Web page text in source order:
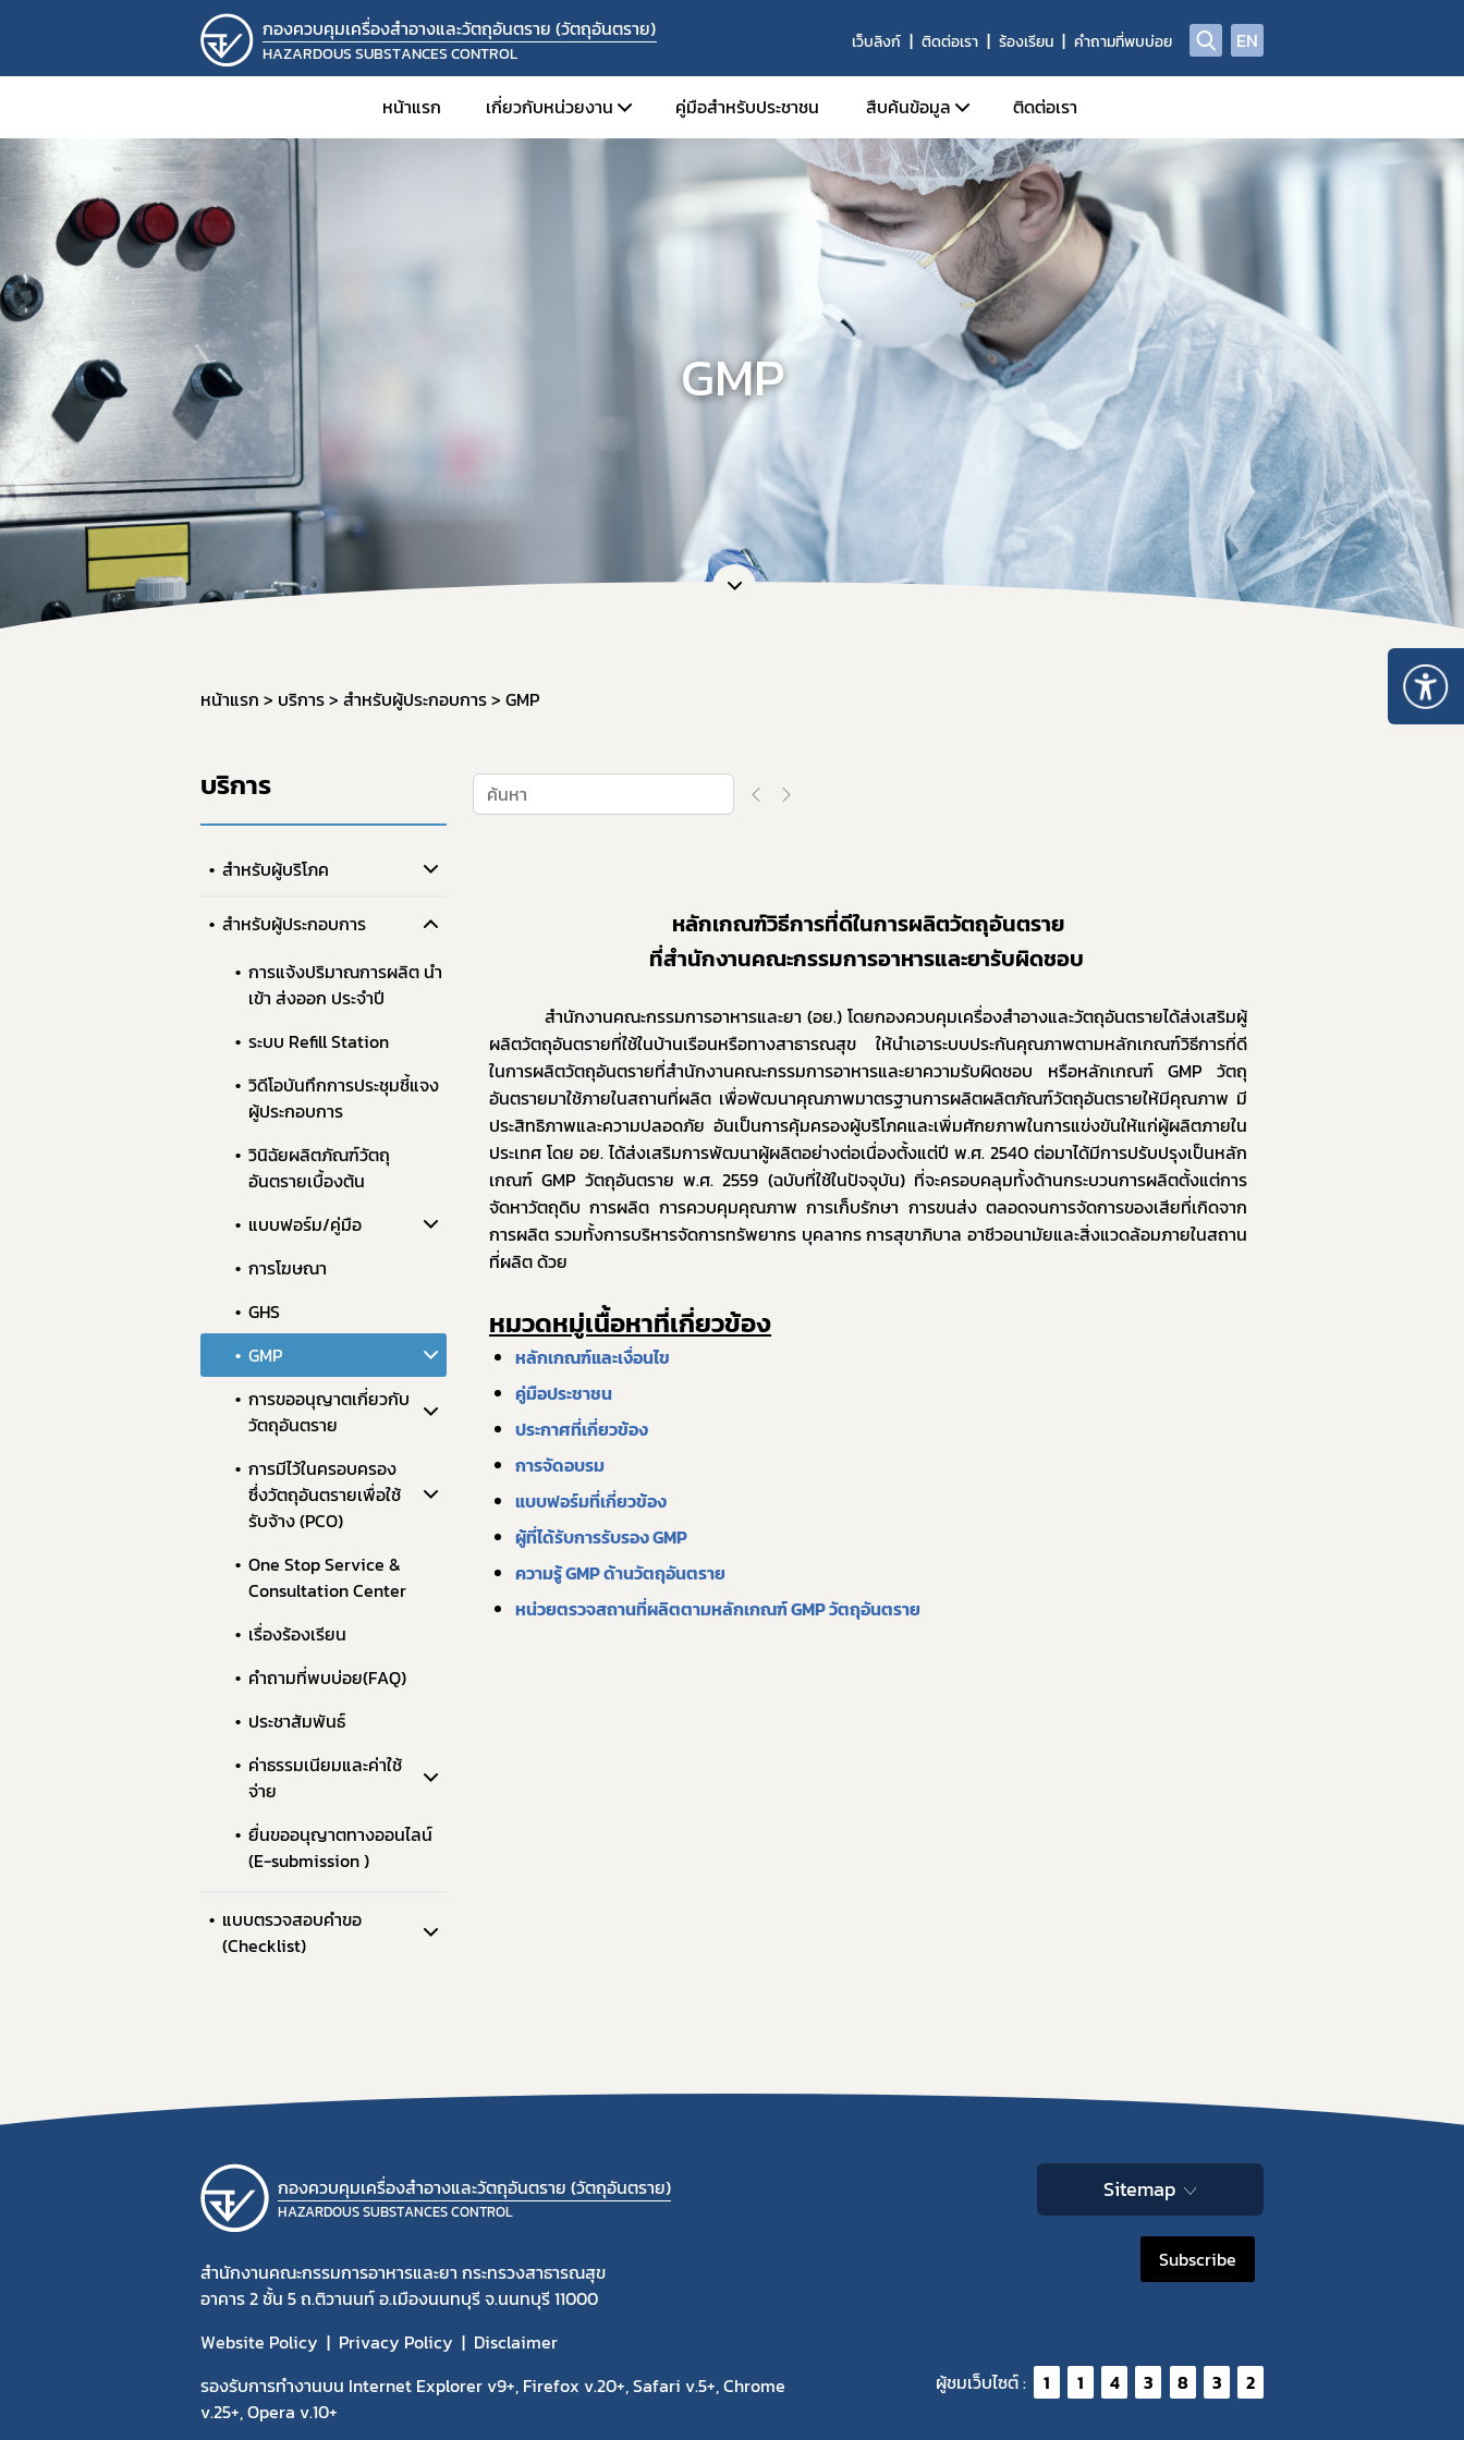
กองควบคุมเครื่องสำอางและวัตถุอันตราย (วัตถุอันตราย)
HAZARDOUS SUBSTANCES CONTROL
เว็บลิงก์ ติดต่อเรา ร้องเรียน คำถามที่พบบ่อย EN
หน้าแรก เกี่ยวกับหน่วยงาน
โครงสร้างหน่วยงาน
คู่มือสำหรับประชาชน สืบค้นข้อมูล
สืบค้นข้อมูลผลิตภัณฑ์วัตถุอันตราย
ระบบค้นหาข้อมูลการแจ้งข้อเท็จจริงวัตถุอันตรายชนิดที่ 1
ระบบค้นหาข้อมูลทะเบียนวัตถุอันตราย
ค้นหาผู้ได้รับการรับรอง GMP
ค้นหาสถานที่ผลิต นำเข้า ส่งออก ครอบครอง (ผู้ให้บริการรับจ้างกำจัดแมลง/ทำคว
ค้นหารายชื่อผู้ควบคุมการใช้วัตถุอันตรายเพื่อใช้รับจ้างกำจัดแมลง
ติดต่อเรา
GMP
หน้าแรก บริการ สำหรับผู้ประกอบการ GMP
บริการ
สำหรับผู้บริโภค
สำหรับผู้ประกอบการ
การแจ้งปริมาณการผลิต นำ
เข้า ส่งออก ประจำปี
ระบบ Refill Station
วิดีโอบันทึกการประชุมชี้แจง
ผู้ประกอบการ
วินิฉัยผลิตภัณฑ์วัตถุ
อันตรายเบื้องต้น
แบบฟอร์ม/คู่มือ
การโฆษณา
GHS
GMP
การขออนุญาตเกี่ยวกับ
วัตถุอันตราย
การมีไว้ในครอบครอง
ซึ่งวัตถุอันตรายเพื่อใช้
รับจ้าง (PCO)
One Stop Service &
Consultation Center
เรื่องร้องเรียน
คำถามที่พบบ่อย(FAQ)
ประชาสัมพันธ์
ค่าธรรมเนียมและค่าใช้
จ่าย
ยื่นขออนุญาตทางออนไลน์
(E-submission )
แบบตรวจสอบคำขอ
(Checklist)
หลักเกณฑ์วิธีการที่ดีในการผลิตวัตถุอันตราย
ที่สำนักงานคณะกรรมการอาหารและยารับผิดชอบ
ผลิตวัตถุอันตรายที่ใช้ในบ้านเรือนหรือทางสาธารณสุข ให้นำเอาระบบประกันคุณภาพตามหลักเกณฑ์วิธีการที่ดี
ในการผลิตวัตถุอันตรายที่สำนักงานคณะกรรมการอาหารและยาความรับผิดชอบ หรือหลักเกณฑ์ GMP วัตถุ
อันตรายมาใช้ภายในสถานที่ผลิต เพื่อพัฒนาคุณภาพมาตรฐานการผลิตผลิตภัณฑ์วัตถุอันตรายให้มีคุณภาพ มี
ประสิทธิภาพและความปลอดภัย อันเป็นการคุ้มครองผู้บริโภคและเพิ่มศักยภาพในการแข่งขันให้แก่ผู้ผลิตภายใน
ประเทศ โดย อย. ได้ส่งเสริมการพัฒนาผู้ผลิตอย่างต่อเนื่องตั้งแต่ปี พ.ศ. 2540 ต่อมาได้มีการปรับปรุงเป็นหลัก
เกณฑ์ GMP วัตถุอันตราย พ.ศ. 2559 (ฉบับที่ใช้ในปัจจุบัน) ที่จะครอบคลุมทั้งด้านกระบวนการผลิตตั้งแต่การ
จัดหาวัตถุดิบ การผลิต การควบคุมคุณภาพ การเก็บรักษา การขนส่ง ตลอดจนการจัดการของเสียที่เกิดจาก
การผลิต รวมทั้งการบริหารจัดการทรัพยากร บุคลากร การสุขาภิบาล อาชีวอนามัยและสิ่งแวดล้อมภายในสถาน
ที่ผลิต ด้วย
หมวดหมู่เนื้อหาที่เกี่ยวข้อง
หลักเกณฑ์และเงื่อนไข
คู่มือประชาชน
ประกาศที่เกี่ยวข้อง
การจัดอบรม
แบบฟอร์มที่เกี่ยวข้อง
ผู้ที่ได้รับการรับรอง GMP
ความรู้ GMP ด้านวัตถุอันตราย
หน่วยตรวจสถานที่ผลิตตามหลักเกณฑ์ GMP วัตถุอันตราย
กองควบคุมเครื่องสำอางและวัตถุอันตราย (วัตถุอันตราย)
HAZARDOUS SUBSTANCES CONTROL
สำนักงานคณะกรรมการอาหารและยา กระทรวงสาธารณสุข
อาคาร 2 ชั้น 5 ถ.ติวานนท์ อ.เมืองนนทบุรี จ.นนทบุรี 11000
Website Policy
Privacy Policy
Disclaimer
รองรับการทำงานบน Internet Explorer v9+, Firefox v.20+, Safari v.5+, Chrome
v.25+, Opera v.10+
Sitemap
Subscribe
ผู้ชมเว็บไซต์ : 1 1 4 3 8 3 2
Subscribe
เลือกหัวข้อที่ท่านต้องการ Subscribe
covid ผู้ประกอบการณ์